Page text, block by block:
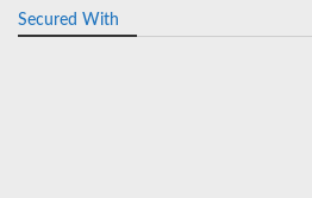
Secured With